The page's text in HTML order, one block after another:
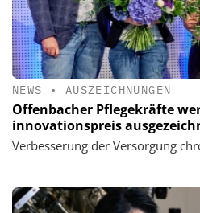
NEWS • AUSZEICHNUNGEN
Offenbacher Pflegekräfte
innovationspreis
Verbesserung der Versorgung